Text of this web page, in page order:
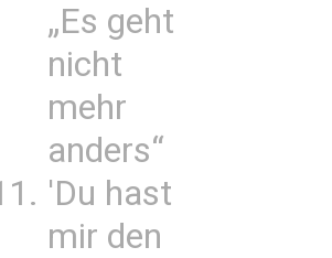
„Es geht
nicht
mehr
anders“
'Du hast
mir den